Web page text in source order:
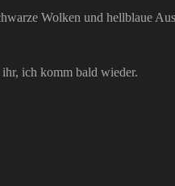
Wolken und hellblaue
ich komm bald wieder.